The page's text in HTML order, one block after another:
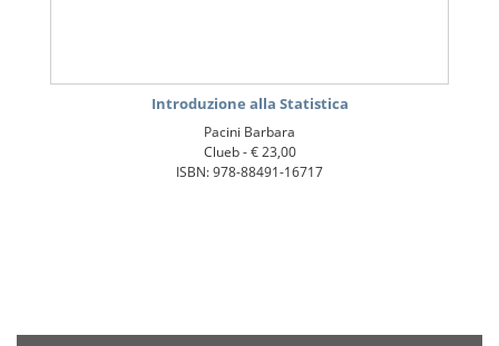
Introduzione alla Statistica
Pacini Barbara
Clueb -€ 23,00
ISBN: 978-88491-16717